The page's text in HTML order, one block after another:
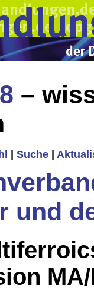
–
Suche
und